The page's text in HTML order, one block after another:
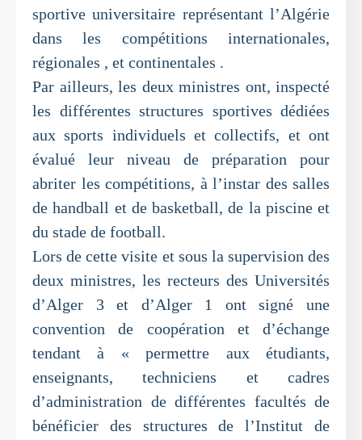
sportive universitaire représentant l’Algérie
dans les compétitions internationales,
régionales , et continentales .
Par ailleurs, les deux ministres ont, inspecté
les différentes structures sportives dédiées
aux sports individuels et collectifs, et ont
évalué leur niveau de préparation pour
abriter les compétitions, à l’instar des salles
de handball et de basketball, de la piscine et
du stade de football.
Lors de cette visite et sous la supervision des
deux ministres, les recteurs des Universités
d’Alger 3 et d’Alger 1 ont signé une
convention de coopération et d’échange
tendant à « permettre aux étudiants,
enseignants, techniciens et cadres
d’administration de différentes facultés de
bénéficier des structures de l’Institut de